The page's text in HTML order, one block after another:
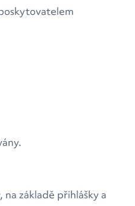
základě přihlášky a